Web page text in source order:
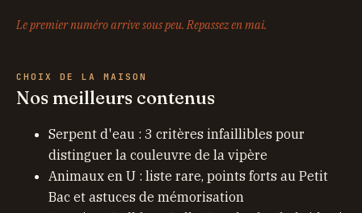
Le premier numéro arrive sous peu. Repassez en mai.
CHOIX DE LA MAISON
Nos meilleurs contenus
Serpent d'eau : 3 critères infaillibles pour
distinguer la couleuvre de la vipère
Animaux en U : liste rare, points forts au Petit
Bac et astuces de mémorisation